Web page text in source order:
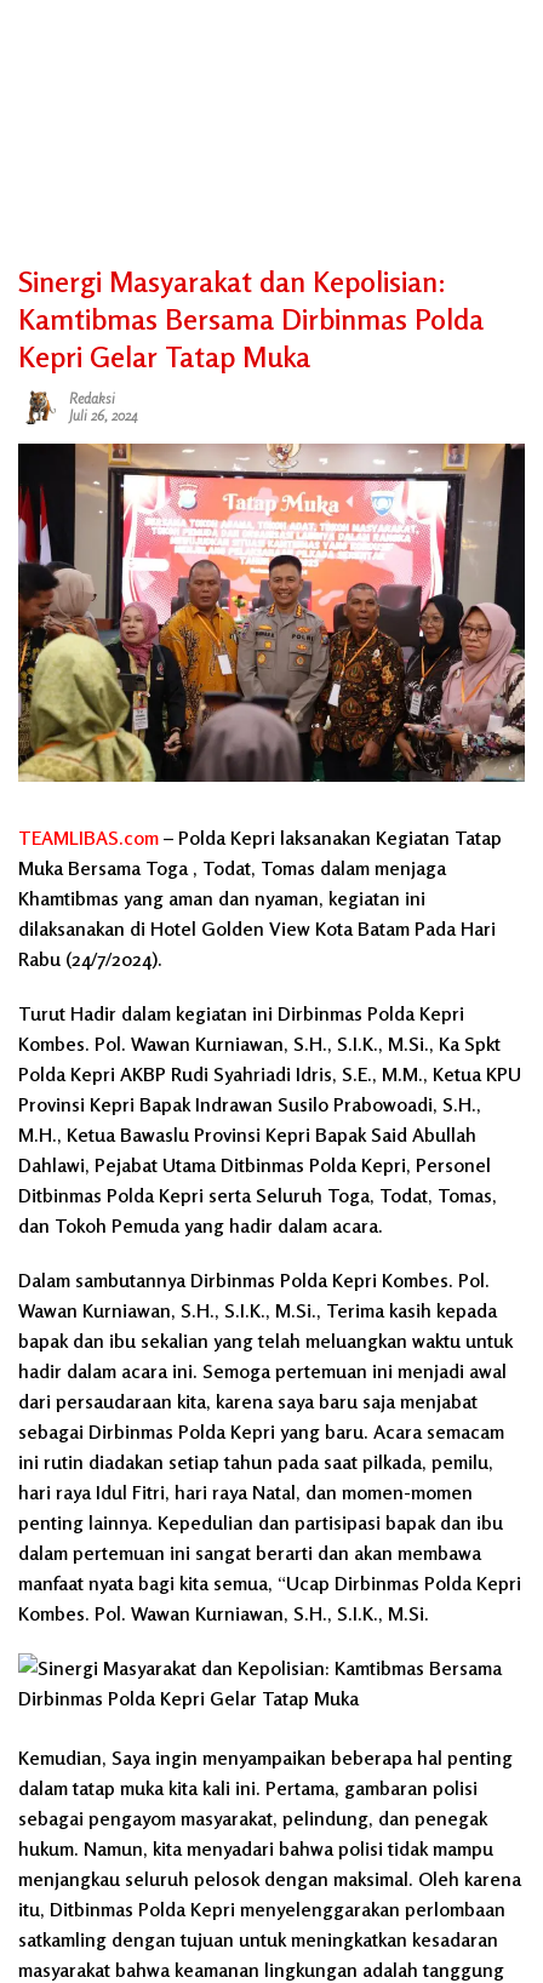
Sinergi Masyarakat dan Kepolisian:
Kamtibmas Bersama Dirbinmas Polda
Kepri Gelar Tatap Muka
Redaksi
Juli 26, 2024
TEAMLIBAS.com – Polda Kepri laksanakan Kegiatan Tatap
Muka Bersama Toga , Todat, Tomas dalam menjaga
Khamtibmas yang aman dan nyaman, kegiatan ini
dilaksanakan di Hotel Golden View Kota Batam Pada Hari
Rabu (24/7/2024).
Turut Hadir dalam kegiatan ini Dirbinmas Polda Kepri
Kombes. Pol. Wawan Kurniawan, S.H., S.I.K., M.Si., Ka Spkt
Polda Kepri AKBP Rudi Syahriadi Idris, S.E., M.M., Ketua KPU
Provinsi Kepri Bapak Indrawan Susilo Prabowoadi, S.H.,
M.H., Ketua Bawaslu Provinsi Kepri Bapak Said Abullah
Dahlawi, Pejabat Utama Ditbinmas Polda Kepri, Personel
Ditbinmas Polda Kepri serta Seluruh Toga, Todat, Tomas,
dan Tokoh Pemuda yang hadir dalam acara.
Dalam sambutannya Dirbinmas Polda Kepri Kombes. Pol.
Wawan Kurniawan, S.H., S.I.K., M.Si., Terima kasih kepada
bapak dan ibu sekalian yang telah meluangkan waktu untuk
hadir dalam acara ini. Semoga pertemuan ini menjadi awal
dari persaudaraan kita, karena saya baru saja menjabat
sebagai Dirbinmas Polda Kepri yang baru. Acara semacam
ini rutin diadakan setiap tahun pada saat pilkada, pemilu,
hari raya Idul Fitri, hari raya Natal, dan momen-momen
penting lainnya. Kepedulian dan partisipasi bapak dan ibu
dalam pertemuan ini sangat berarti dan akan membawa
manfaat nyata bagi kita semua, “Ucap Dirbinmas Polda Kepri
Kombes. Pol. Wawan Kurniawan, S.H., S.I.K., M.Si.
Kemudian, Saya ingin menyampaikan beberapa hal penting
dalam tatap muka kita kali ini. Pertama, gambaran polisi
sebagai pengayom masyarakat, pelindung, dan penegak
hukum. Namun, kita menyadari bahwa polisi tidak mampu
menjangkau seluruh pelosok dengan maksimal. Oleh karena
itu, Ditbinmas Polda Kepri menyelenggarakan perlombaan
satkamling dengan tujuan untuk meningkatkan kesadaran
masyarakat bahwa keamanan lingkungan adalah tanggung